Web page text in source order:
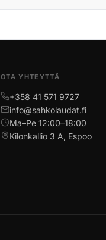
OTA YHTEYTTÄ
+358 41 571 9727
info@sahkolaudat.fi
Ma–Pe 12:00–18:00
Kilonkallio 3 A, Espoo